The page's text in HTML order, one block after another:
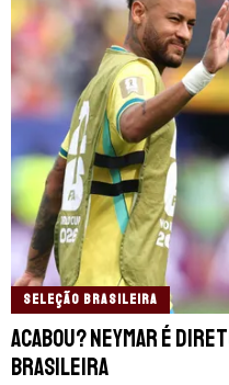
SELEÇÃO BRASILEIRA
Acabou? Neymar é
Brasileira